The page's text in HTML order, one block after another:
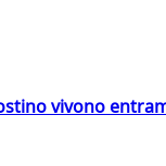
vivono